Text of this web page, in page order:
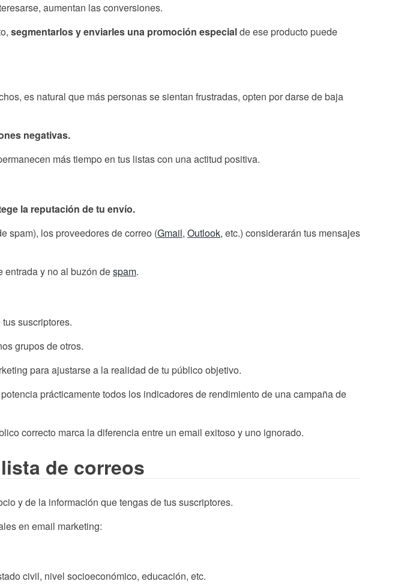
aumentan las conversiones.
segmentarlos y enviarles una promoción especialde ese producto puede
es natural que más personas se sientan frustradas, opten por darse de baja
negativas.
más tiempo en tus listas con una actitud positiva.
la reputación de tu envío.
spam), los proveedores de correo (Gmail, Outlook, etc.) considerarán tus mensajes
entrada y no al buzón despam.
suscriptores.
grupos de otros.
para ajustarse a la realidad de tu público objetivo.
prácticamente todos los indicadores de rendimiento de una campaña de
correcto marca la diferencia entre un email exitoso y uno ignorado.
de correos
y de la información que tengas de tus suscriptores.
en email marketing:
civil, nivel socioeconómico, educación, etc.